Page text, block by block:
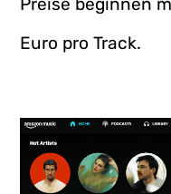
Euro pro Track.